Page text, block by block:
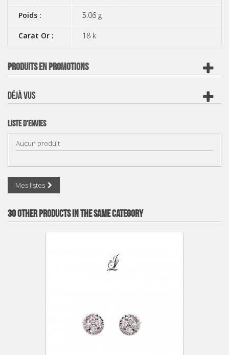
Poids : 5.06 g
Carat Or : 18 k
PRODUITS EN PROMOTIONS
DÉJÀ VUS
Liste d'envies
Aucun produit
Mes listes
30 OTHER PRODUCTS IN THE SAME CATEGORY